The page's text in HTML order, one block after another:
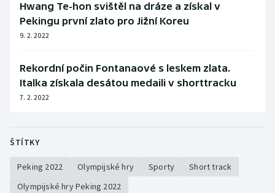
Olympijské hry
Plavání
Plážový volejbal
Rychlobruslení
Hwang Te-hon svištěl na dráze a získal v
Pekingu první zlato pro Jižní Koreu
9. 2. 2022
Rekordní počin Fontanaové s leskem zlata.
Italka získala desátou medaili v shorttracku
7. 2. 2022
ŠTÍTKY
Peking 2022 Olympijské hry Sporty
Short track
Olympijské hry Peking 2022